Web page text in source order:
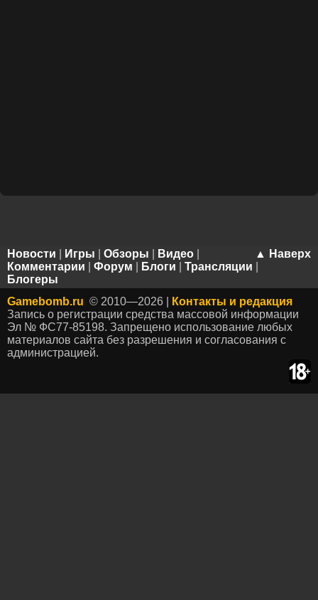
▲ Наверх
Новости Игры Обзоры Видео
Комментарии
Форум Блоги Трансляции
Блогеры
Gamebomb.ru © 2010—2026 |
Контакты и редакция
Запись о регистрации средства массовой информации
Эл № ФС77-85198. Запрещено использование любых
материалов сайта без разрешения и согласования с
администрацией.